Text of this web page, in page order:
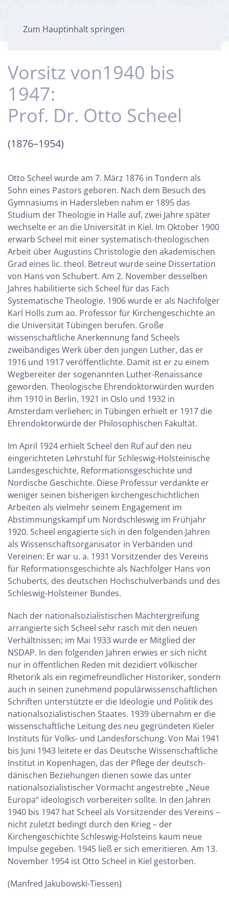
Zum Hauptinhalt springen
Vorsitz von1940 bis
1947:
Prof. Dr. Otto Scheel
(1876–1954)
Otto Scheel wurde am 7. März 1876 in Tondern als
Sohn eines Pastors geboren. Nach dem Besuch des
Gymnasiums in Hadersleben nahm er 1895 das
Studium der Theologie in Halle auf, zwei Jahre später
wechselte er an die Universität in Kiel. Im Oktober 1900
erwarb Scheel mit einer systematisch-theologischen
Arbeit über Augustins Christologie den akademischen
Grad eines lic. theol. Betreut wurde seine Dissertation
von Hans von Schubert. Am 2. November desselben
Jahres habilitierte sich Scheel für das Fach
Systematische Theologie. 1906 wurde er als Nachfolger
Karl Holls zum ao. Professor für Kirchengeschichte an
die Universität Tübingen berufen. Große
wissenschaftliche Anerkennung fand Scheels
zweibändiges Werk über den jungen Luther, das er
1916 und 1917 veröffentlichte. Damit ist er zu einem
Wegbereiter der sogenannten Luther-Renaissance
geworden. Theologische Ehrendoktorwürden wurden
ihm 1910 in Berlin, 1921 in Oslo und 1932 in
Amsterdam verliehen; in Tübingen erhielt er 1917 die
Ehrendoktorwürde der Philosophischen Fakultät.
Im April 1924 erhielt Scheel den Ruf auf den neu
eingerichteten Lehrstuhl für Schleswig-Holsteinische
Landesgeschichte, Reformationsgeschichte und
Nordische Geschichte. Diese Professur verdankte er
weniger seinen bisherigen kirchengeschichtlichen
Arbeiten als vielmehr seinem Engagement im
Abstimmungskampf um Nordschleswig im Frühjahr
1920. Scheel engagierte sich in den folgenden Jahren
als Wissenschaftsorganisator in Verbänden und
Vereinen: Er war u. a. 1931 Vorsitzender des Vereins
für Reformationsgeschichte als Nachfolger Hans von
Schuberts, des deutschen Hochschulverbands und des
Schleswig-Holsteiner Bundes.
Nach der nationalsozialistischen Machtergreifung
arrangierte sich Scheel sehr rasch mit den neuen
Verhältnissen; im Mai 1933 wurde er Mitglied der
NSDAP. In den folgenden Jahren erwies er sich nicht
nur in öffentlichen Reden mit dezidiert völkischer
Rhetorik als ein regimefreundlicher Historiker, sondern
auch in seinen zunehmend populärwissenschaftlichen
Schriften unterstützte er die Ideologie und Politik des
nationalsozialistischen Staates. 1939 übernahm er die
wissenschaftliche Leitung des neu gegründeten Kieler
Instituts für Volks- und Landesforschung. Von Mai 1941
bis Juni 1943 leitete er das Deutsche Wissenschaftliche
Institut in Kopenhagen, das der Pflege der deutsch-
dänischen Beziehungen dienen sowie das unter
nationalsozialistischer Vormacht angestrebte „Neue
Europa“ ideologisch vorbereiten sollte. In den Jahren
1940 bis 1947 hat Scheel als Vorsitzender des Vereins –
nicht zuletzt bedingt durch den Krieg – der
Kirchengeschichte Schleswig-Holsteins kaum neue
Impulse gegeben. 1945 ließ er sich emeritieren. Am 13.
November 1954 ist Otto Scheel in Kiel gestorben.
(Manfred Jakubowski-Tiessen)